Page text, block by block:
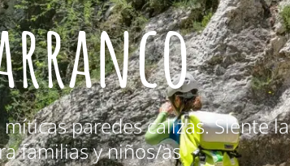
paredes calizas. Siente la
familias y niños/as